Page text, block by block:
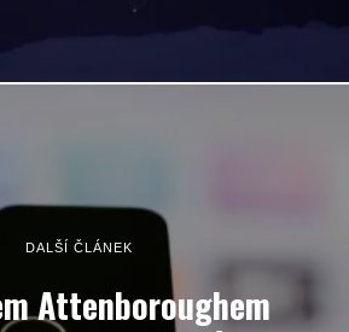
DALŠÍ ČLÁNEK
Attenboroughem